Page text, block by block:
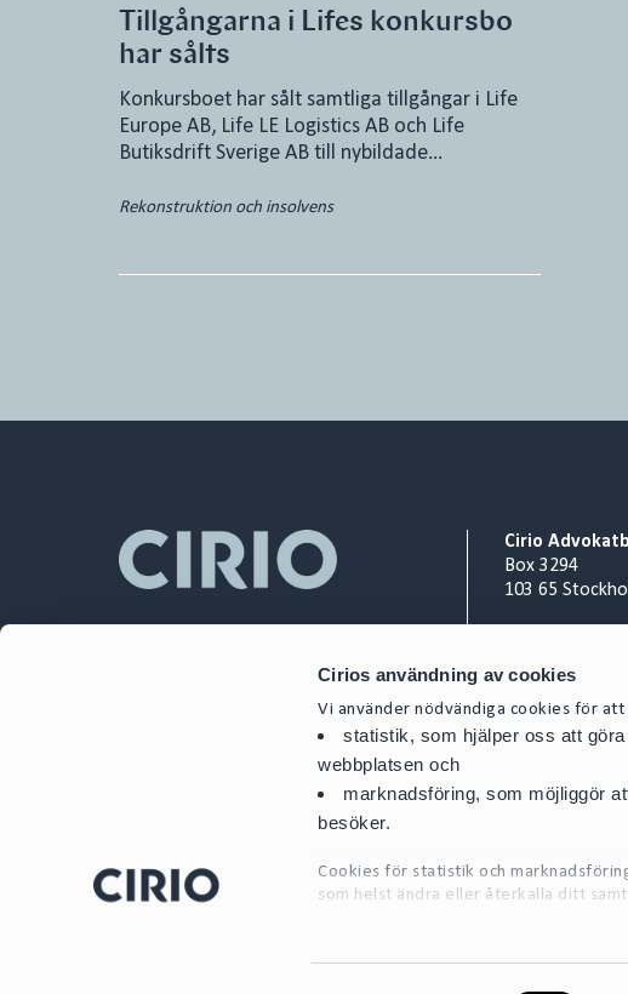
Cirios användning av cookies
Vi använder nödvändiga cookies för
statistik, som hjälper oss att
webbplatsen och
marknadsföring, som möjliggör
besöker.
Cookies för statistik och
som helst ändra eller återkalla ditt
Tillgångarna i Lifes konkursbo
har sålts
Konkursboet har sålt samtliga tillgångar i Life
Europe AB, Life LE Logistics AB och Life
Butiksdrift Sverige AB till nybildade…
Rekonstruktion och insolvens
Cirio
Box 3294
103 65
+ 46 8 527 916
contact@cirio.se